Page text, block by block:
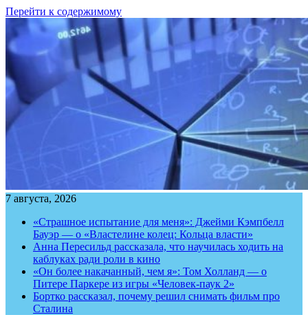
Перейти к содержимому
7 августа, 2026
«Страшное испытание для меня»: Джейми Кэмпбелл
Бауэр — о «Властелине колец: Кольца власти»
Анна Пересильд рассказала, что научилась ходить на
каблуках ради роли в кино
«Он более накачанный, чем я»: Том Холланд — о
Питере Паркере из игры «Человек-паук 2»
Бортко рассказал, почему решил снимать фильм про
Сталина